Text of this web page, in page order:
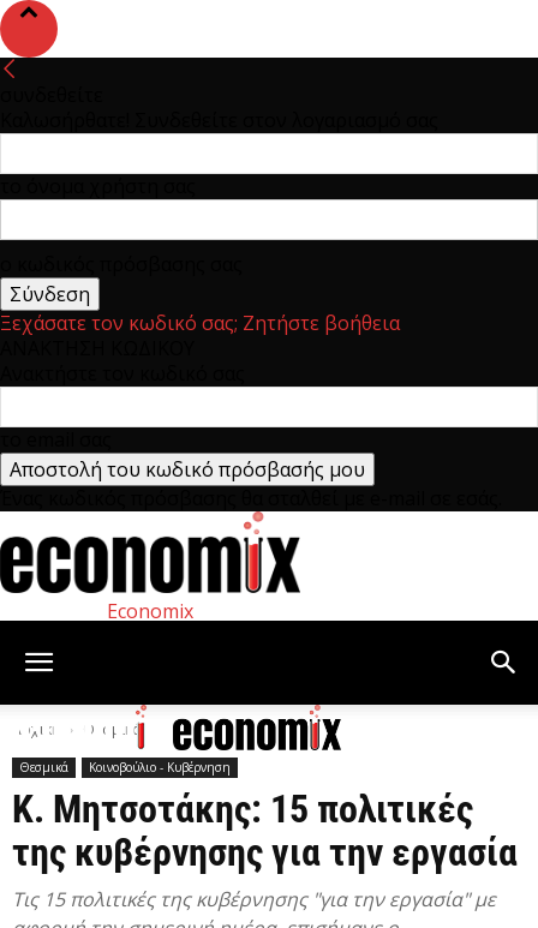
Ξεχάσατε τον κωδικό σας; Ζητήστε βοήθεια
Economix
Αρχική Θεσμικά
Θεσμικά Κοινοβούλιο - Κυβέρνηση
Κ. Μητσοτάκης: 15 πολιτικές
της κυβέρνησης για την εργασία
Τις 15 πολιτικές της κυβέρνησης "για την εργασία" με